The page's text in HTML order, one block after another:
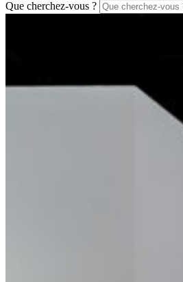
Que cherchez-vous ?